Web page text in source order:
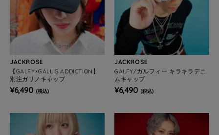
JACKROSE
【GALFY×GALLIS ADDICTION】
別注ガリノキャップ
¥6,490 (税込)
JACKROSE
GALFY/ガルフィー キラキラデニ
ムキャップ
¥6,490 (税込)